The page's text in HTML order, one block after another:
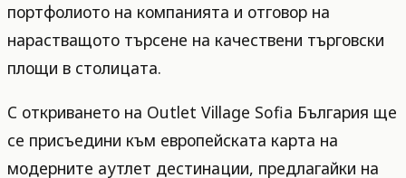
портфолиото на компанията и отговор на
нарастващото търсене на качествени търговски
площи в столицата.
С откриването на Outlet Village Sofia България ще
се присъедини към европейската карта на
модерните аутлет дестинации, предлагайки на